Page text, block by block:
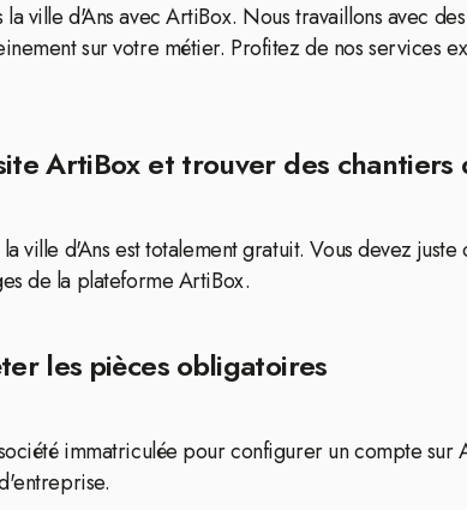
ville d'Ans avec ArtiBox. Nous travaillons avec
sur votre métier. Profitez de nos services
ArtiBox et trouver des chantiers
ville d'Ans est totalement gratuit. Vous devez
de la plateforme ArtiBox.
les pièces obligatoires
immatriculée pour configurer un compte